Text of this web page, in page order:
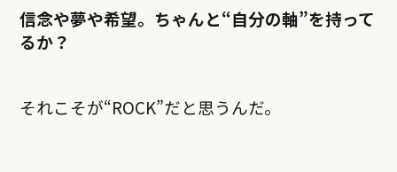
信念や夢や希望。ちゃんと“自分の軸”を持って
るか？
それこそが“ROCK”だと思うんだ。